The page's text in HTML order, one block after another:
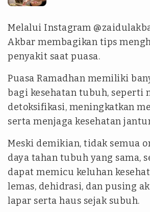
Melalui Instagram
Akbar membagikan tips
penyakit saat puasa.
Puasa Ramadhan memiliki
bagi kesehatan tubuh, seperti
detoksifikasi, meningkatkan
serta menjaga kesehatan
Meski demikian, tidak semua
daya tahan tubuh yang sama,
dapat memicu keluhan
lemas, dehidrasi, dan pusing
lapar serta haus sejak subuh.